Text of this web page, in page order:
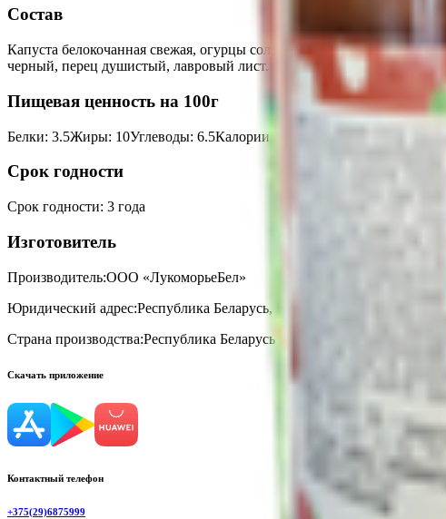
Состав
Капуста белокочанная свежая, огурцы соленые, масло
черный, перец душистый, лавровый лист.
Пищевая ценность на 100г
Белки: 3.5Жиры: 10Углеводы: 6.5Калории:
Срок годности
Срок годности: 3 года
Изготовитель
Производитель:ООО «ЛукоморьеБел»
Юридический адрес:Республика Беларусь, Минская область, 222512,
Страна производства:Республика Беларусь
Скачать приложение
Контактный телефон
+375(29)6875999